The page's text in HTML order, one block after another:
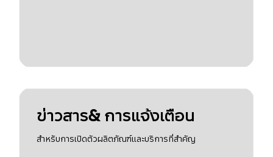
ข่าวสาร& การแจ้งเตือน
สำหรับการเปิดตัวผลิตภัณฑ์และบริการที่สำคัญ